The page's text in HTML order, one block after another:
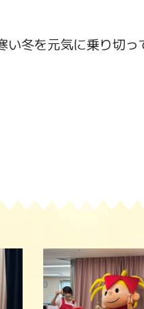
い冬を元気に乗り切っ